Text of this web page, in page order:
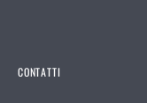
CONTATTI